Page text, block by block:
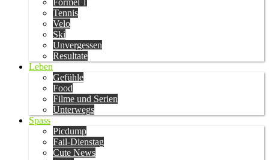
Formel 1
Tennis
Velo
Ski
Unvergessen
Resultate
Leben
Gefühle
Food
Filme und Serien
Unterwegs
Spass
Picdump
Fail-Dienstag
Cute News